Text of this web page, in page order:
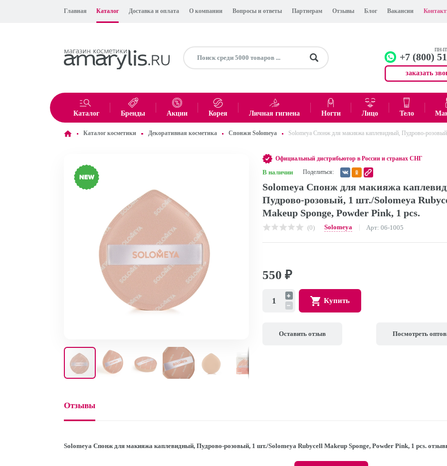
Главная Каталог Доставка и оплата О компании Вопросы и ответы Партнерам Отзывы Блог Вакансии
ПН-
+7 (800)
заказать
Офис +7 (499)
Итого: 0 ₽
Каталог Бренды Акции Корея Личная гигиена Ногти Лицо Тело
Каталог косметики Декоративная косметика Спонжи Solomeya Solomeya Спонж для макияжа каплевидный, Пудрово-
Официальный дистрибьютор в России и странах СНГ
В наличии Поделиться:
Solomeya Спонж для макияжа
Пудрово-розовый, 1 шт./Solomeya
Makeup Sponge, Powder Pink, 1 pcs.
(0) Solomeya Арт: 06-1005
550 ₽
Купить
Оставить отзыв Посмотреть
Отзывы
Solomeya Спонж для макияжа каплевидный, Пудрово-розовый, 1 шт./Solomeya Rubycell Makeup Sponge, Powder Pink, 1 pcs.